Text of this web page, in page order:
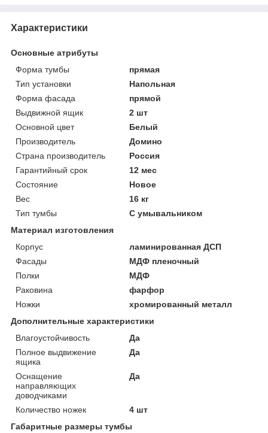
Характеристики
Основные атрибуты
Форма тумбы
прямая
Тип установки
Напольная
Форма фасада
прямой
Выдвижной ящик
2 шт
Основной цвет
Белый
Производитель
Домино
Страна производитель
Россия
Гарантийный срок
12 мес
Состояние
Новое
Вес
16 кг
Тип тумбы
С умывальником
Материал изготовления
Корпус
ламинированная ДСП
Фасады
МДФ пленочный
Полки
МДФ
Раковина
фарфор
Ножки
хромированный металл
Дополнительные характеристики
Влагоустойчивость
Да
Полное выдвижение
ящика
Да
Оснащение
направляющих
доводчиками
Да
Количество ножек
4 шт
Габаритные размеры тумбы